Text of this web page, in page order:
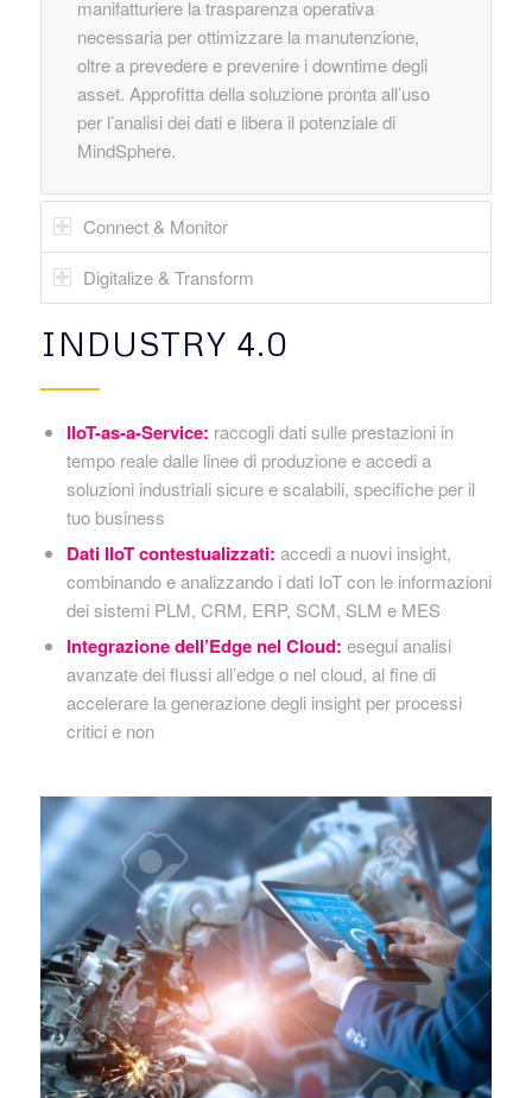
manifatturiere la trasparenza operativa
necessaria per ottimizzare la manutenzione,
oltre a prevedere e prevenire i downtime degli
asset. Approfitta della soluzione pronta all’uso
per l’analisi dei dati e libera il potenziale di
MindSphere.
Connect & Monitor
Digitalize & Transform
INDUSTRY 4.0
IIoT-as-a-Service: raccogli dati sulle prestazioni in
tempo reale dalle linee di produzione e accedi a
soluzioni industriali sicure e scalabili, specifiche per il
tuo business
Dati IIoT contestualizzati: accedi a nuovi insight,
combinando e analizzando i dati IoT con le informazioni
dei sistemi PLM, CRM, ERP, SCM, SLM e MES
Integrazione dell’Edge nel Cloud: esegui analisi
avanzate dei flussi all’edge o nel cloud, al fine di
accelerare la generazione degli insight per processi
critici e non